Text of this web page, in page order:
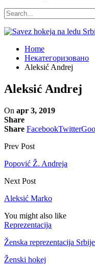
Home
Некатегоризовано
Aleksić Andrej
Aleksić Andrej
On apr 3, 2019
Share
Share FacebookTwitter
Prev Post
Popović Ž. Andreja
Next Post
Aleksić Marko
You might also like
Reprezentacija
Ženska reprezentacija
Ženski hokej